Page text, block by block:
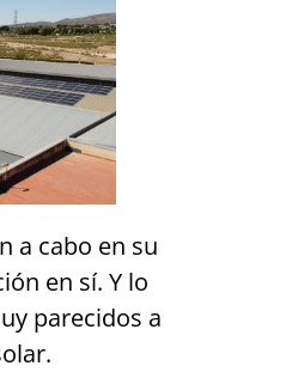
a cabo en su
en sí. Y lo
parecidos a